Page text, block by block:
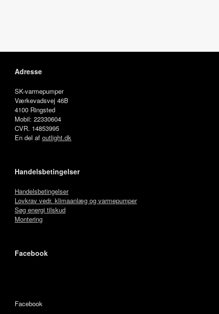
Adresse
SK-varmepumper
Værkevadsvej 46B
4100 Ringsted
Mobil: 22330604
CVR. 14853995
En del af outlight.dk
Handelsbetingelser
Handelsbetingelser
Lovkrav vedr. klimaanlæg og varmepumper
Søg energi tilskud
Montering
Facebook
Facebook